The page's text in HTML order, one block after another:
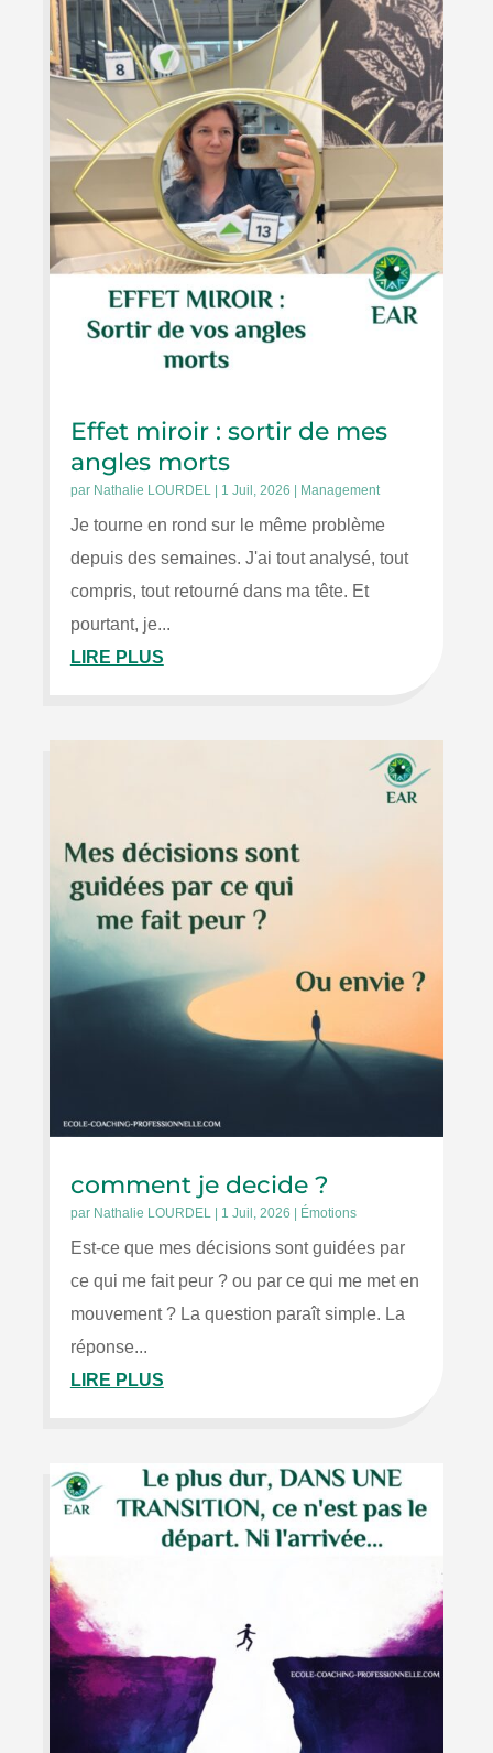
Effet miroir : sortir de mes
angles morts
par Nathalie LOURDEL| 1 Juil, 2026 Management
Je tourne en rond sur le même problème
depuis des semaines. J'ai tout analysé, tout
compris, tout retourné dans ma tête. Et
pourtant, je...
LIRE PLUS
comment je decide ?
par Nathalie LOURDEL| 1 Juil, 2026 | Émotions
Est-ce que mes décisions sont guidées par
ce qui me fait peur ? ou par ce qui me met en
mouvement ? La question paraît simple. La
réponse...
LIRE PLUS